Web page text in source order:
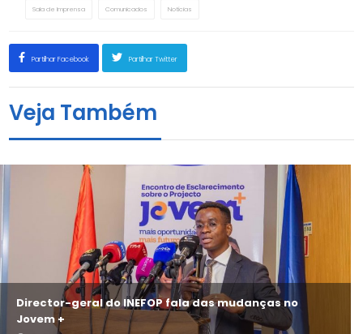
Sala de Imprensa Comunicados Notícias
Partilhar Facebook Partilhar Twitter
Veja Também
Director-geral do INEFOP fala das mudanças no
Jovem +